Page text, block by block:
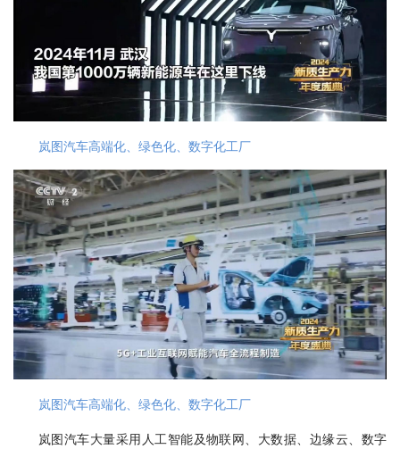
岚图汽车高端化、绿色化、数字化工厂
岚图汽车高端化、绿色化、数字化工厂
岚图汽车大量采用人工智能及物联网、大数据、边缘云、数字